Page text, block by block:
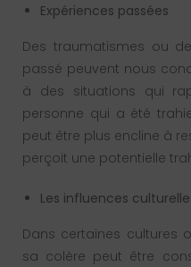
Expériences passées
Des traumatismes ou
passé peuvent nous
à des situations qui
personne qui a été
peut être plus encline à
perçoit une potentielle
Les influences
Dans certaines cultures
sa colère peut être